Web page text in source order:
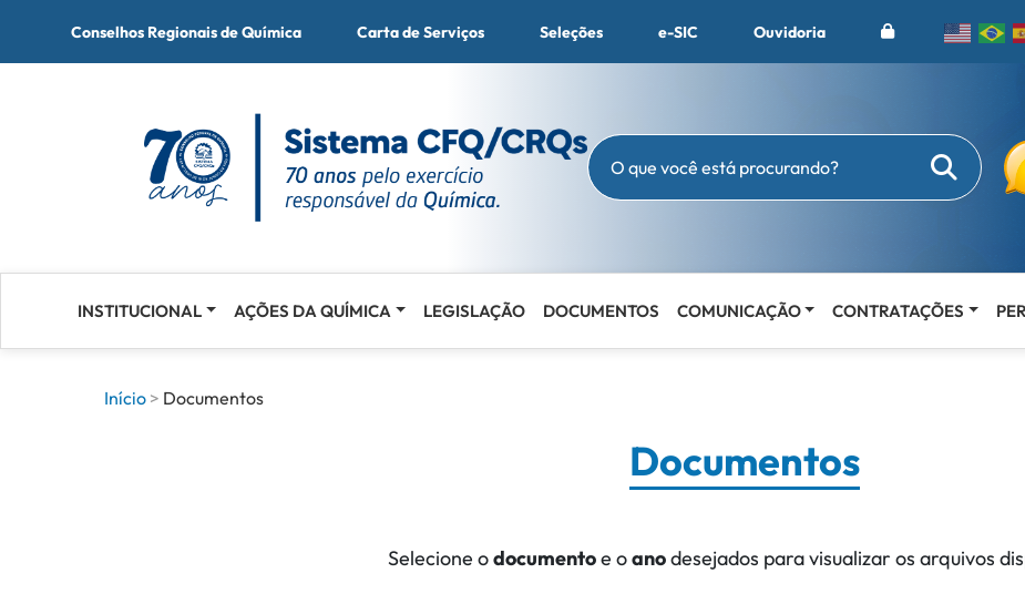
Conselhos Regionais de Química Carta de Serviços Seleções e-SIC Ouvidoria
O que você está procurando? Buscar
INSTITUCIONAL AÇÕES DA QUÍMICA LEGISLAÇÃO DOCUMENTOS COMUNICAÇÃO CONTRATAÇÕES
o
Início Documentos
Documentos
Selecione odocumentoe oanodesejados para visualizar os arquivos